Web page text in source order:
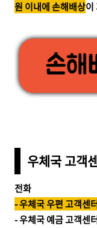
원 이내에 손해배상이
우체국 고객
전화
- 우체국 우편 고객센
- 우체국 예금 고객센